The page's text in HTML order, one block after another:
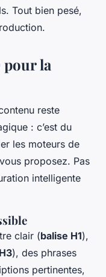
Tout bien pesé,
pour la
reste
: c’est du
les moteurs de
proposez. Pas
intelligente
clair (balise H1),
), des phrases
pertinentes,